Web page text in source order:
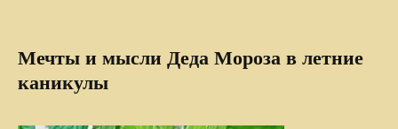
Мечты и мысли Деда Мороза в летние
каникулы